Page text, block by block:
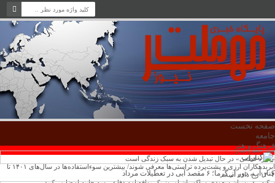
صفحه نخست
جامعه
فرهنگ و هنر
کنار آب، دور از گرما؛ ۶ مقصد آبی در تعطیلات مرداد
سر خط اخبار
«تجرد قطعی» در حال تبدیل شدن به سبک زندگی است
ابربدهکاران ارزی و پشت‌پرده تراستی‌ها معرفی شوند/ بیشترین سوءاستفاده‌ها در سال‌های ۱۴۰۱ تا
۱۴۰۴ رخ داده است